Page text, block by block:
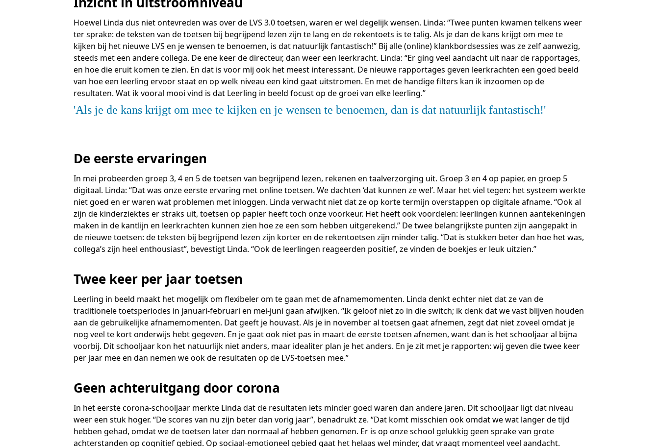
Snel naar
Bestellen
Jaarkalender
Ontmoet de Pure Pubers
Samen bouwen voor het vo
Nieuwsbrief Kijk- en luistertoetsen
Snel naar
Ondersteuning
Reken- en taalontwikkeling
Op de hoogte blijven
Training Beoordelen
Training Toetsdeskundige
Training Examencommissie
Academische Woordenschattoets
Training & advies ho
Aanmelden nieuwsbrief ho
Snel naar
Academische Woordenschattoets
Onze opdrachtgevers
Staatsexamen Nt2
Alfabetisering
Snel naar
Alfa-toetsen Volwassenenonderwijs
Alfa-toetsen ISK
Vakmanschap Zonnestroom
Zorg & welzijn
Nienke Elijzen
Kim Hendriks-Cornelissen
Saila Kiriwenno-Dovermann
De leeropbrengst van toetsen
Kennisbank Stichting Cito
Toetstechnische begrippenlijst
Stageopdrachten
Collega's aan het woord
Hoewel Linda dus niet ontevreden was over de LVS 3.0 toetsen, waren er wel degelijk wensen. Linda: “Twee punten kwamen telkens weer
ter sprake: de teksten van de toetsen bij begrijpend lezen zijn te lang en de rekentoets is te talig. Als je dan de kans krijgt om mee te
kijken bij het nieuwe LVS en je wensen te benoemen, is dat natuurlijk fantastisch!” Bij alle (online) klankbordsessies was ze zelf aanwezig,
steeds met een andere collega. De ene keer de directeur, dan weer een leerkracht. Linda: “Er ging veel aandacht uit naar de rapportages,
en hoe die eruit komen te zien. En dat is voor mij ook het meest interessant. De nieuwe rapportages geven leerkrachten een goed beeld
van hoe een leerling ervoor staat en op welk niveau een kind gaat uitstromen. En met de handige filters kan ik inzoomen op de
resultaten. Wat ik vooral mooi vind is dat Leerling in beeld focust op de groei van elke leerling.”
Als je de kans krijgt om mee te kijken en je wensen te benoemen, dan is dat natuurlijk fantastisch!
De eerste ervaringen
In mei probeerden groep 3, 4 en 5 de toetsen van begrijpend lezen, rekenen en taalverzorging uit. Groep 3 en 4 op papier, en groep 5
digitaal. Linda: “Dat was onze eerste ervaring met online toetsen. We dachten ‘dat kunnen ze wel’. Maar het viel tegen: het systeem werkte
niet goed en er waren wat problemen met inloggen. Linda verwacht niet dat ze op korte termijn overstappen op digitale afname. “Ook al
zijn de kinderziektes er straks uit, toetsen op papier heeft toch onze voorkeur. Het heeft ook voordelen: leerlingen kunnen aantekeningen
maken in de kantlijn en leerkrachten kunnen zien hoe ze een som hebben uitgerekend.” De twee belangrijkste punten zijn aangepakt in
de nieuwe toetsen: de teksten bij begrijpend lezen zijn korter en de rekentoetsen zijn minder talig. “Dat is stukken beter dan hoe het was,
collega’s zijn heel enthousiast”, bevestigt Linda. “Ook de leerlingen reageerden positief, ze vinden de boekjes er leuk uitzien.”
Twee keer per jaar toetsen
Leerling in beeld maakt het mogelijk om flexibeler om te gaan met de afnamemomenten. Linda denkt echter niet dat ze van de
traditionele toetsperiodes in januari-februari en mei-juni gaan afwijken. “Ik geloof niet zo in die switch; ik denk dat we vast blijven houden
aan de gebruikelijke afnamemomenten. Dat geeft je houvast. Als je in november al toetsen gaat afnemen, zegt dat niet zoveel omdat je
nog veel te kort onderwijs hebt gegeven. En je gaat ook niet pas in maart de eerste toetsen afnemen, want dan is het schooljaar al bijna
voorbij. Dit schooljaar kon het natuurlijk niet anders, maar idealiter plan je het anders. En je zit met je rapporten: wij geven die twee keer
per jaar mee en dan nemen we ook de resultaten op de LVS-toetsen mee.”
Geen achteruitgang door corona
In het eerste corona-schooljaar merkte Linda dat de resultaten iets minder goed waren dan andere jaren. Dit schooljaar ligt dat niveau
weer een stuk hoger. “De scores van nu zijn beter dan vorig jaar”, benadrukt ze. “Dat komt misschien ook omdat we wat langer de tijd
hebben gehad, omdat we de toetsen later dan normaal af hebben genomen. Er is op onze school gelukkig geen sprake van grote
achterstanden op cognitief gebied. Op sociaal-emotioneel gebied gaat het helaas wel minder, dat vraagt momenteel veel aandacht.